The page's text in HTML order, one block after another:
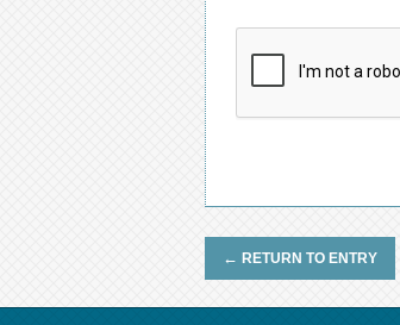
← RETURN TO ENTRY